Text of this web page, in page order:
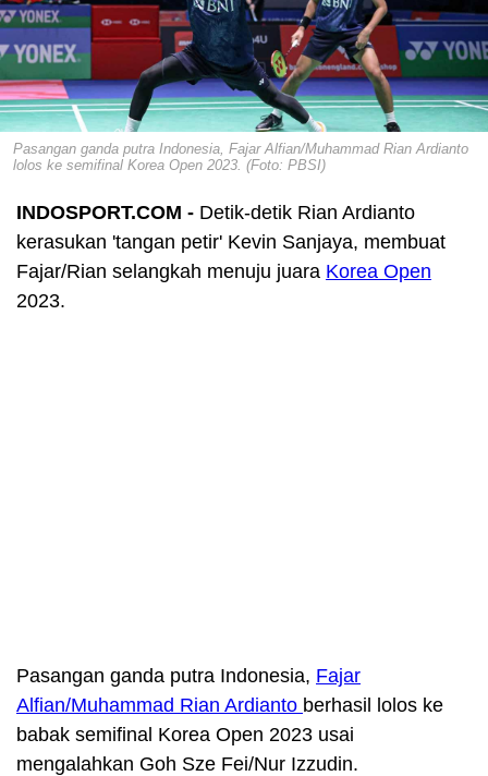
Pasangan ganda putra Indonesia, Fajar Alfian/Muhammad Rian Ardianto
lolos ke semifinal Korea Open 2023. (Foto: PBSI)
INDOSPORT.COM - Detik-detik Rian Ardianto
kerasukan 'tangan petir' Kevin Sanjaya, membuat
Fajar/Rian selangkah menuju juara Korea Open
2023.
Pasangan ganda putra Indonesia, Fajar
Alfian/Muhammad Rian Ardianto berhasil lolos ke
babak semifinal Korea Open 2023 usai
mengalahkan Goh Sze Fei/Nur Izzudin.